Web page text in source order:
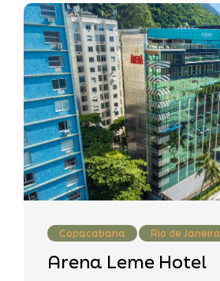
Copacabana Rio de Janeiro
Arena Leme Hotel